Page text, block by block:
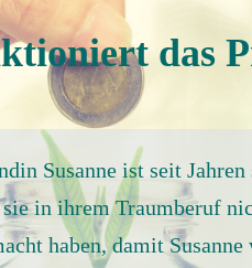
das
Susanne ist seit
in ihrem Traumberuf
haben, damit